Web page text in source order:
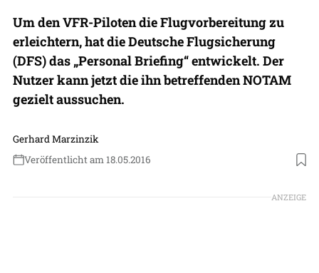
Um den VFR-Piloten die Flugvorbereitung zu
erleichtern, hat die Deutsche Flugsicherung
(DFS) das „Personal Briefing“ entwickelt. Der
Nutzer kann jetzt die ihn betreffenden NOTAM
gezielt aussuchen.
Gerhard Marzinzik
Veröffentlicht am 18.05.2016
ANZEIGE